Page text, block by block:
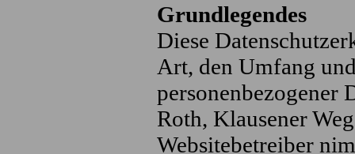
Grundlegendes
Diese
Art, den Umfang
personenbezogener
Roth, Klausener
Websitebetreiber